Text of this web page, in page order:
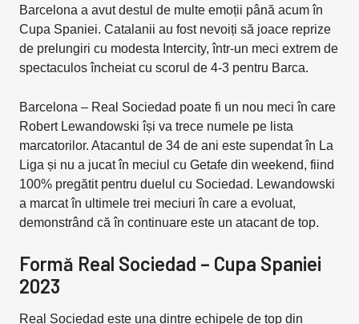
Barcelona a avut destul de multe emoții până acum în
Cupa Spaniei. Catalanii au fost nevoiți să joace reprize
de prelungiri cu modesta Intercity, într-un meci extrem de
spectaculos încheiat cu scorul de 4-3 pentru Barca.
Barcelona – Real Sociedad poate fi un nou meci în care
Robert Lewandowski își va trece numele pe lista
marcatorilor. Atacantul de 34 de ani este supendat în La
Liga și nu a jucat în meciul cu Getafe din weekend, fiind
100% pregătit pentru duelul cu Sociedad. Lewandowski
a marcat în ultimele trei meciuri în care a evoluat,
demonstrând că în continuare este un atacant de top.
Formă Real Sociedad – Cupa Spaniei
2023
Real Sociedad este una dintre echipele de top din